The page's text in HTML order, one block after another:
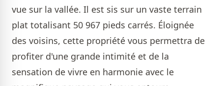
vue sur la vallée. Il est sis sur un vaste terrain
plat totalisant 50 967 pieds carrés. Éloignée
des voisins, cette propriété vous permettra de
profiter d'une grande intimité et de la
sensation de vivre en harmonie avec le